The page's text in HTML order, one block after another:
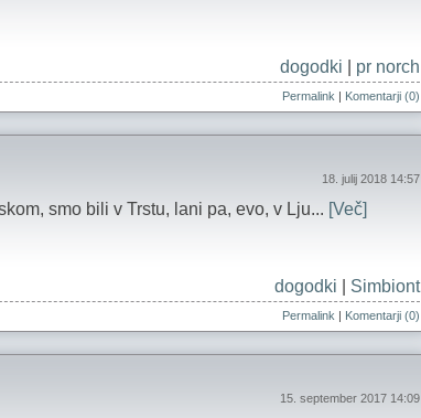
dogodki pr norch
Permalink | Komentarji (0)
18. julij 2018 14:57
smo bili v Trstu, lani pa, evo, v Lju... [Več]
dogodki Simbiont
Permalink | Komentarji (0)
15. september 2017 14:09